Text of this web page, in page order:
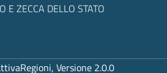
E ZECCA DELLO STATO
Versione 2.0.0